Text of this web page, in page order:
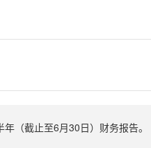
（截止至6月30日）财务报告。